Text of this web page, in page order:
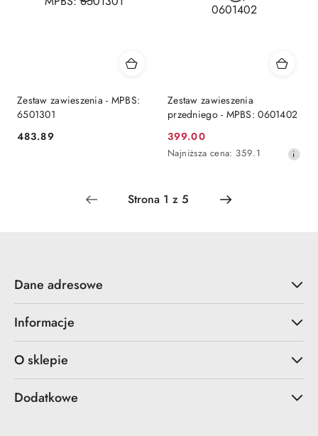
Zestaw zawieszenia - MPBS:
6501301
Cena:
483.89
Zestaw zawieszenia
przedniego - MPBS: 0601402
Cena
promocyjna:
399.00
Najniższa
dni
Najniższa cena: 359.1
Dane adresowe
Informacje
O sklepie
Dodatkowe